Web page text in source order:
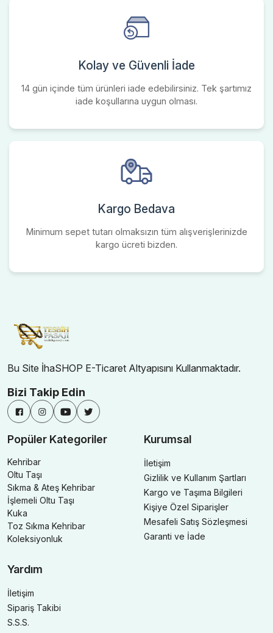
Kolay ve Güvenli İade
14 gün içinde tüm ürünleri iade edebilirsiniz. Tek şartımız
iade koşullarına uygun olması.
Kargo Bedava
Minimum sepet tutarı olmaksızın tüm alışverişlerinizde
kargo ücreti bizden.
Bu Site İhaSHOP E-Ticaret Altyapısını Kullanmaktadır.
Bizi Takip Edin
Popüler Kategoriler
Kehribar
Oltu Taşı
Sıkma & Ateş Kehribar
İşlemeli Oltu Taşı
Kuka
Toz Sıkma Kehribar
Koleksiyonluk
Kurumsal
İletişim
Gizlilik ve Kullanım Şartları
Kargo ve Taşıma Bilgileri
Kişiye Özel Siparişler
Mesafeli Satış Sözleşmesi
Garanti ve İade
Yardım
İletişim
Sipariş Takibi
S.S.S.